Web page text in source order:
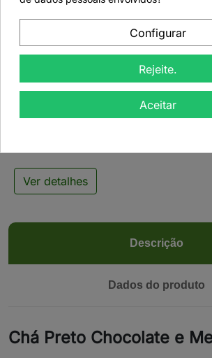
Ver detalhes
Descrição
Dados do produto
Chá Preto Chocolate e
Configurar
Rejeite.
Aceitar